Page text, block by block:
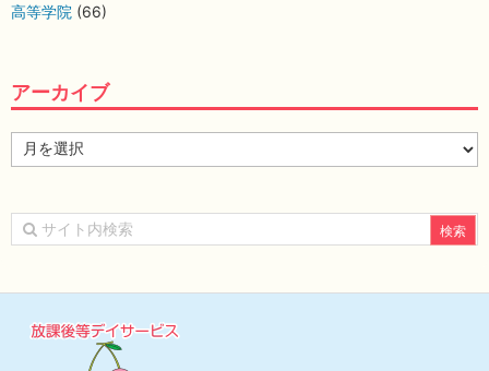
高等学院 (66)
アーカイブ
ー
イ
ブ